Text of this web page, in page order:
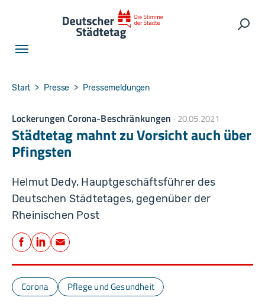
You are here:
Start Presse Pressemeldungen
Lockerungen Corona-Beschränkungen 20.05.2021
Städtetag mahnt zu Vorsicht auch über
Pfingsten
Helmut Dedy, Hauptgeschäftsführer des
Deutschen Städtetages, gegenüber der
Rheinischen Post
Teilen
Facebook
LinkedIn
E-Mail
Corona Pflege und Gesundheit